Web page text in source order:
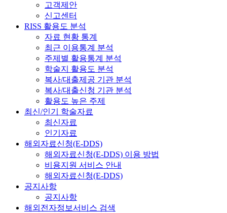
고객제안
신고센터
RISS 활용도 분석
자료 현황 통계
최근 이용통계 분석
주제별 활용통계 분석
학술지 활용도 분석
복사/대출제공 기관 분석
복사/대출신청 기관 분석
활용도 높은 주제
최신/인기 학술자료
최신자료
인기자료
해외자료신청(E-DDS)
해외자료신청(E-DDS) 이용 방법
비용지원 서비스 안내
해외자료신청(E-DDS)
공지사항
공지사항
해외전자정보서비스 검색